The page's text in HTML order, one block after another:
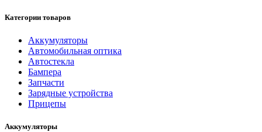
Категории товаров
Аккумуляторы
Автомобильная оптика
Автостекла
Бампера
Запчасти
Зарядные устройства
Прицепы
Аккумуляторы